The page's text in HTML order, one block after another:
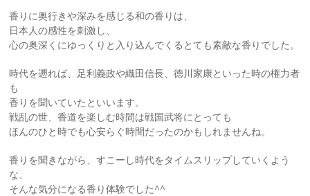
香りに奥行きや深みを感じる和の香りは、
日本人の感性を刺激し、
心の奥深くにゆっくりと入り込んでくるとても素敵な香りでした。
時代を遡れば、足利義政や織田信長、徳川家康といった時の権力者
も
香りを聞いていたといいます。
戦乱の世、香道を楽しむ時間は戦国武将にとっても
ほんのひと時でも心安らぐ時間だったのかもしれませんね。
香りを聞きながら、すこーし時代をタイムスリップしていくよう
な、
そんな気分になる香り体験でした^^